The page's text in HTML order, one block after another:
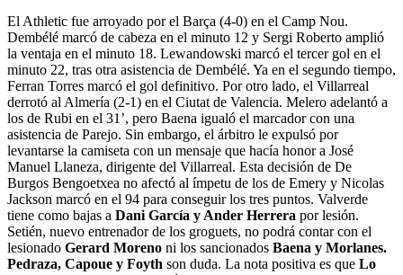
El Athletic fue arroyado por el Barça (4-0) en el Camp Nou.
Dembélé marcó de cabeza en el minuto 12 y Sergi Roberto amplió
la ventaja en el minuto 18. Lewandowski marcó el tercer gol en el
minuto 22, tras otra asistencia de Dembélé. Ya en el segundo tiempo,
Ferran Torres marcó el gol definitivo. Por otro lado, el Villarreal
derrotó al Almería (2-1) en el Ciutat de Valencia. Melero adelantó a
los de Rubi en el 31’, pero Baena igualó el marcador con una
asistencia de Parejo. Sin embargo, el árbitro le expulsó por
levantarse la camiseta con un mensaje que hacía honor a José
Manuel Llaneza, dirigente del Villarreal. Esta decisión de De
Burgos Bengoetxea no afectó al ímpetu de los de Emery y Nicolas
Jackson marcó en el 94 para conseguir los tres puntos. Valverde
tiene como bajas a Dani García y Ander Herrera por lesión.
Setién, nuevo entrenador de los groguets, no podrá contar con el
lesionado Gerard Moreno ni los sancionados Baena y Morlanes.
Pedraza, Capoue y Foyth son duda. La nota positiva es que Lo